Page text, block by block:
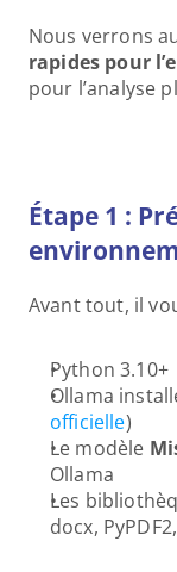
Nous verrons
rapides pour
pour l’analyse
Étape 1 :
Avant tout, il
Python 3.10+
Ollama
officielle)
Le modèle
Ollama
Les
docx,